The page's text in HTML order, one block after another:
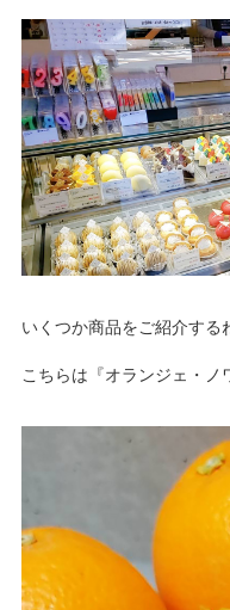
NBセ
サービ
たいこうで
（電子債権をご利
サービ
Taiko Big
サービ
いくつか商品をご紹介する
こちらは『オランジェ・ノ